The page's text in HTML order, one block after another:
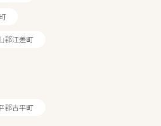
郡江差町
郡古平町